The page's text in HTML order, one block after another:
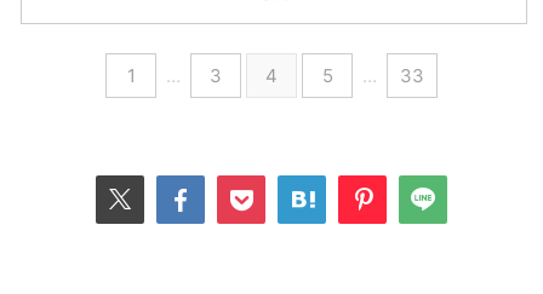
1 … 3 4 5 … 33